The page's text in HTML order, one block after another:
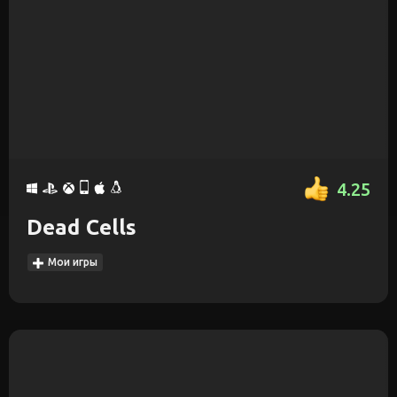
4.25
Dead Cells
Мои игры